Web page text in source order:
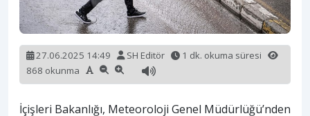
27.06.2025 14:49 SH Editör
1 dk. okuma süresi
868 okunma
İçişleri Bakanlığı, Meteoroloji Genel Müdürlüğü’nden